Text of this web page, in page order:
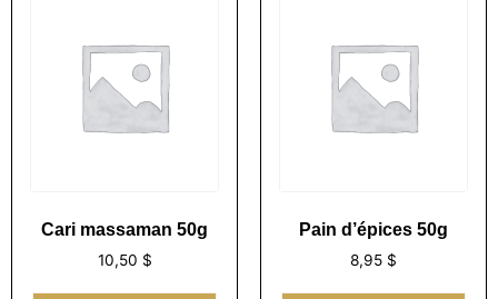
Cari massaman 50g
10,50 $
Pain d’épices 50g
8,95 $